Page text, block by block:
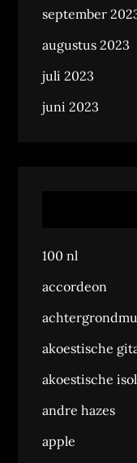
september
augustus 2023
juli 2023
juni 2023
100 nl
accordeon
akoestische
akoestische
andre hazes
apple